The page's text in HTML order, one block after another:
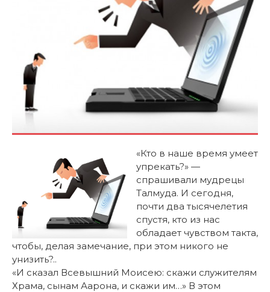
«Кто в наше время умеет
упрекать?» —
спрашивали мудрецы
Талмуда. И сегодня,
почти два тысячелетия
спустя, кто из нас
обладает чувством такта,
чтобы, делая замечание, при этом никого не
унизить?..
«И сказал Всевышний Моисею: скажи служителям
Храма, сынам Аарона, и скажи им…» В этом